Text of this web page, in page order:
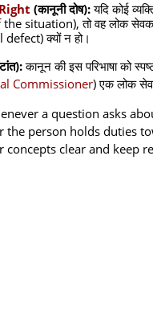
(कानूनी दोष):यदि कोई
situation), तो वह लोक सेवक
defect) क्यों न हो।
कानून की इस परिभाषा को
Commissioner) एक लोक
a question asks
the person holds duties
concepts clear and keep